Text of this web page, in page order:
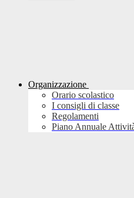
Organizzazione
Orario scolastico
I consigli di classe
Regolamenti
Piano Annuale